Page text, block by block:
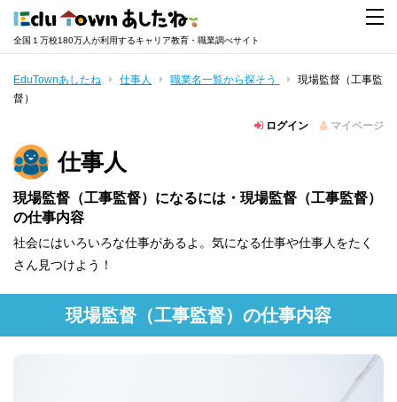
全国１万校180万人が利用するキャリア教育・職業調べサイト
EduTownあしたね 仕事人 職業名一覧から探そう
現場監督（工事監
督）
ログイン マイページ
仕事人
現場監督（工事監督）になるには・現場監督（工事監督）
の仕事内容
社会にはいろいろな仕事があるよ。気になる仕事や仕事人をたく
さん見つけよう！
現場監督（工事監督）の仕事内容